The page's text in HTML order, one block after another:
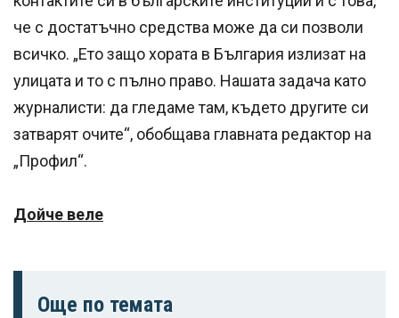
че с достатъчно средства може да си позволи
всичко. „Ето защо хората в България излизат на
улицата и то с пълно право. Нашата задача като
журналисти: да гледаме там, където другите си
затварят очите“, обобщава главната редактор на
„Профил“.
Дойче веле
Още по темата